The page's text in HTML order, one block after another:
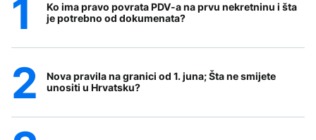
Ko ima pravo povrata PDV-a na prvu nekretninu i šta
je potrebno od dokumenata?
Nova pravila na granici od 1. juna; Šta ne smijete
unositi u Hrvatsku?